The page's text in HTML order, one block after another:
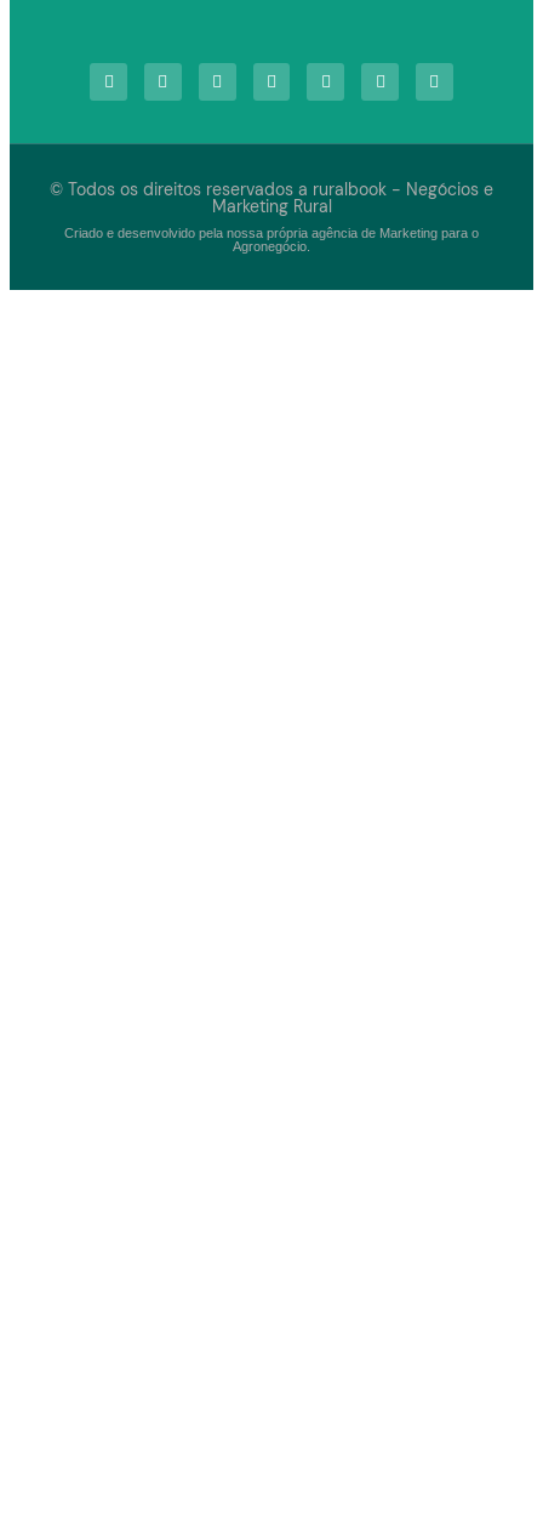
© Todos os direitos reservados a ruralbook - Negócios e
Marketing Rural
Criado e desenvolvido pela nossa própria agência de Marketing para o
Agronegócio.